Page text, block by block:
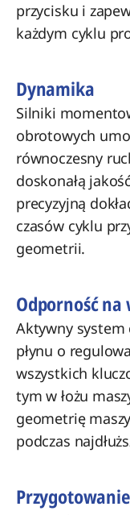
przycisku i
każdym cyklu
Dynamika
Silniki
obrotowych
równoczesny
doskonałą
precyzyjną
czasów cyklu
geometrii.
Odporność
Aktywny system
płynu o
wszystkich
tym w łożu
geometrię
podczas